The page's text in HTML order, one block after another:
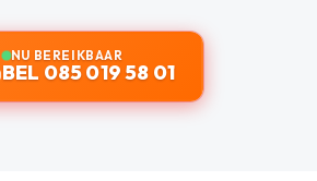
NU BEREIKBAAR
BEL 085 019 58 01